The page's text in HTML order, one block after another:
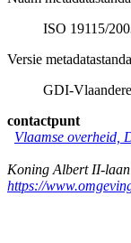
ISO 19115/
Versie
GDI-
contactpunt
Vlaamse overheid,
Koning Albert II-
https://